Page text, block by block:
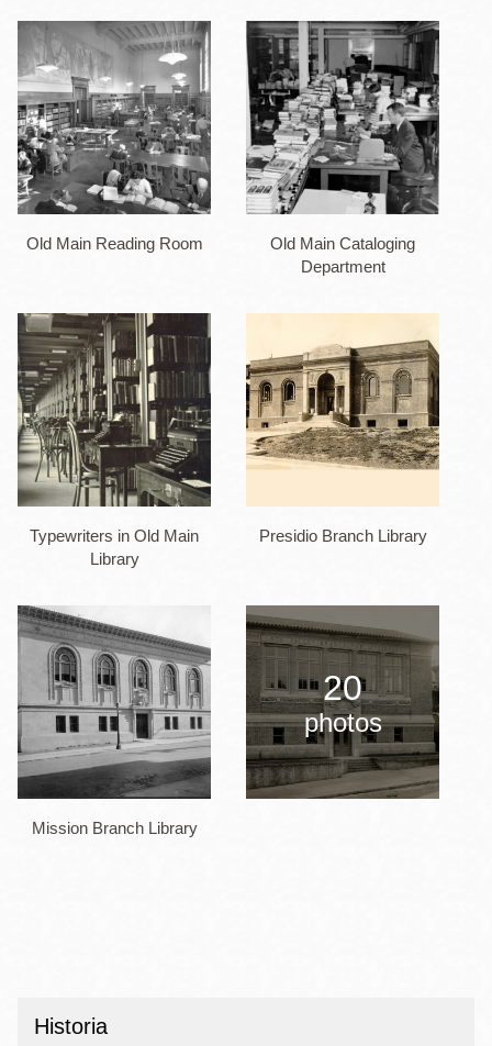
Old Main Reading Room
Old Main Cataloging
Department
Typewriters in Old Main
Library
Presidio Branch Library
Mission Branch Library
20
photos
Historia